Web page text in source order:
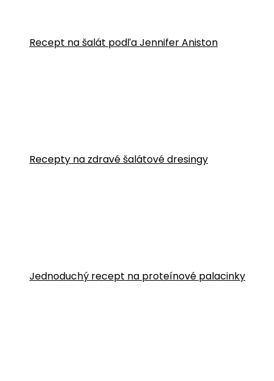
Recept na šalát podľa Jennifer Aniston
Recepty na zdravé šalátové dresingy
Jednoduchý recept na proteínové palacinky